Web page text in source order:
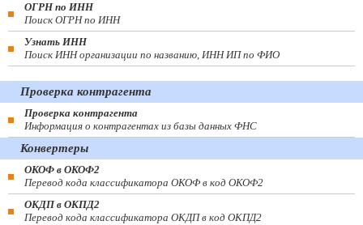
ОГРН по ИНН
Поиск ОГРН по ИНН
Узнать ИНН
Поиск ИНН организации по названию, ИНН ИП по ФИО
Проверка контрагента
Проверка контрагента
Информация о контрагентах из базы данных ФНС
Конвертеры
ОКОФ в ОКОФ2
Перевод кода классификатора ОКОФ в код ОКОФ2
ОКДП в ОКПД2
Перевод кода классификатора ОКДП в код ОКПД2